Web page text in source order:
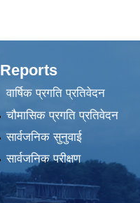
Reports
वार्षिक प्रगति प्रतिवेदन
चौमासिक प्रगति प्रतिवेदन
सार्वजनिक सुनुवाई
सार्वजनिक परीक्षण